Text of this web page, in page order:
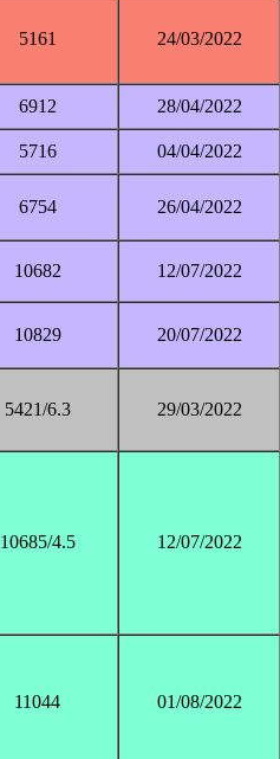
5161 24/03/2022
6912 28/04/2022
5716 04/04/2022
6754 26/04/2022
10682 12/07/2022
10829 20/07/2022
5421/6.3 29/03/2022
10685/4.5 12/07/2022
11044 01/08/2022